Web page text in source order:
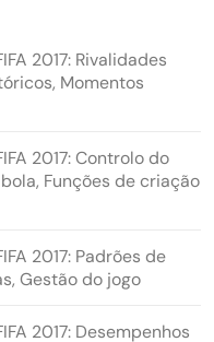
2017: Rivalidades
Momentos
2017: Controlo do
Funções de criação
2017: Padrões de
Gestão do jogo
2017: Desempenhos